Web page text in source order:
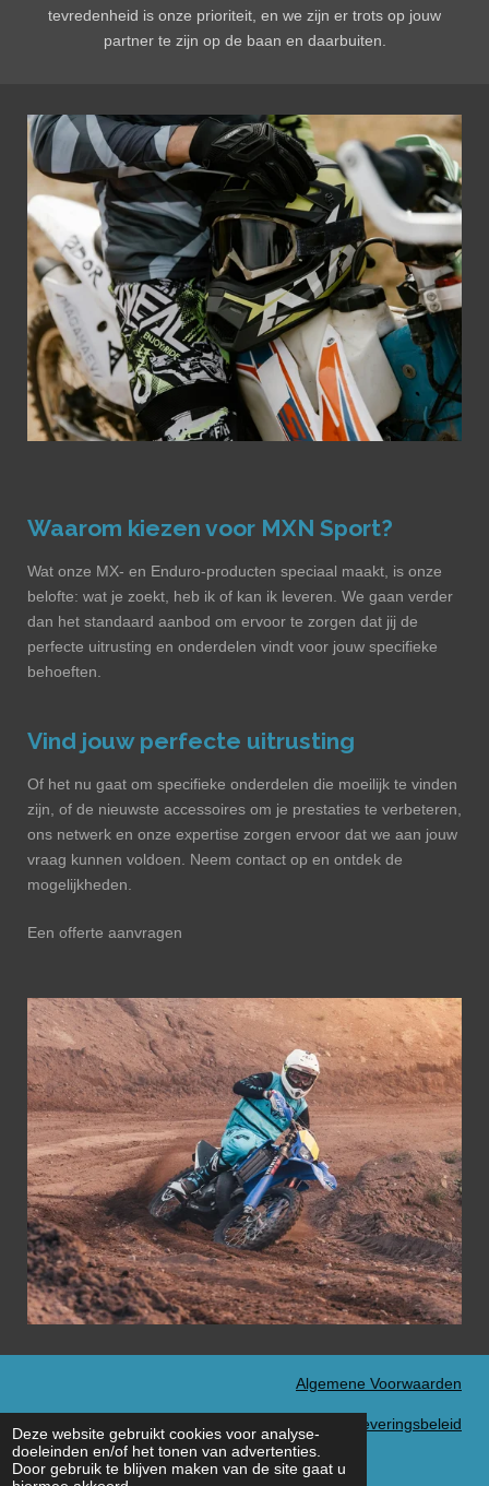
Deze website gebruikt cookies voor analyse-
doeleinden en/of het tonen van advertenties.
Door gebruik te blijven maken van de site gaat u
tevredenheid is onze prioriteit, en we zijn er trots op jouw
partner te zijn op de baan en daarbuiten.
Waarom kiezen voor MXN Sport?
Wat onze MX- en Enduro-producten speciaal maakt, is onze
belofte: wat je zoekt, heb ik of kan ik leveren. We gaan verder
dan het standaard aanbod om ervoor te zorgen dat jij de
perfecte uitrusting en onderdelen vindt voor jouw specifieke
behoeften.
Vind jouw perfecte uitrusting
Of het nu gaat om specifieke onderdelen die moeilijk te vinden
zijn, of de nieuwste accessoires om je prestaties te verbeteren,
ons netwerk en onze expertise zorgen ervoor dat we aan jouw
vraag kunnen voldoen. Neem contact op en ontdek de
mogelijkheden.
Een offerte aanvragen
Algemene Voorwaarden
Verzend- en Leveringsbeleid
© 2022 - 2026 MXN Sport